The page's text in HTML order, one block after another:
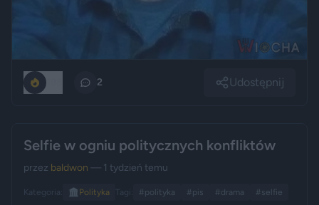
2 Udostępnij
Selfie w ogniu politycznych konfliktów
przez baldwon — 1 tydzień temu
Kategoria: 🏛️ Polityka Tagi: #polityka #pis #drama #selfie